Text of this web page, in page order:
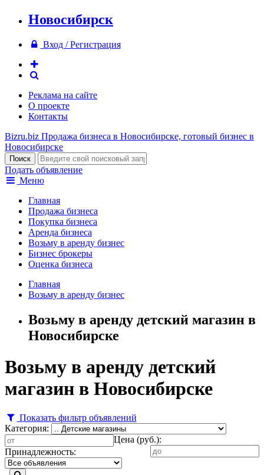
Новосибирск
Вход / Регистрация
Реклама на сайте
О проекте
Контакты
Bizru.biz Продажа бизнеса в Новосибирске, готовый бизнес в
Новосибирске
Подать объявление
Меню
Главная
Продажа бизнеса
Покупка бизнеса
Аренда бизнеса
Возьму в аренду бизнес
Бизнес брокеры
Оценка бизнеса
Главная
Возьму в аренду бизнес
Возьму в аренду детский магазин в
Новосибирске
Возьму в аренду детский
магазин в Новосибирске
Показать фильтр объявлений
Категория:
Цена (руб.):
Принадлежность: